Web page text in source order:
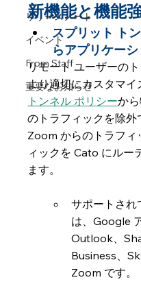
リリースノート
イベント
From Staff
重要なお知らせ
新機能と機能
スプリット ト
らアプリケー
リモート ユーザーの
より適切にカスタマイ
トンネル ポリシーか
のトラフィックを除外
Zoom からのトラフィ
ィックを Cato にルー
ます。
サポートされ
は、Google
Outlook、
Business、
Zoom です。